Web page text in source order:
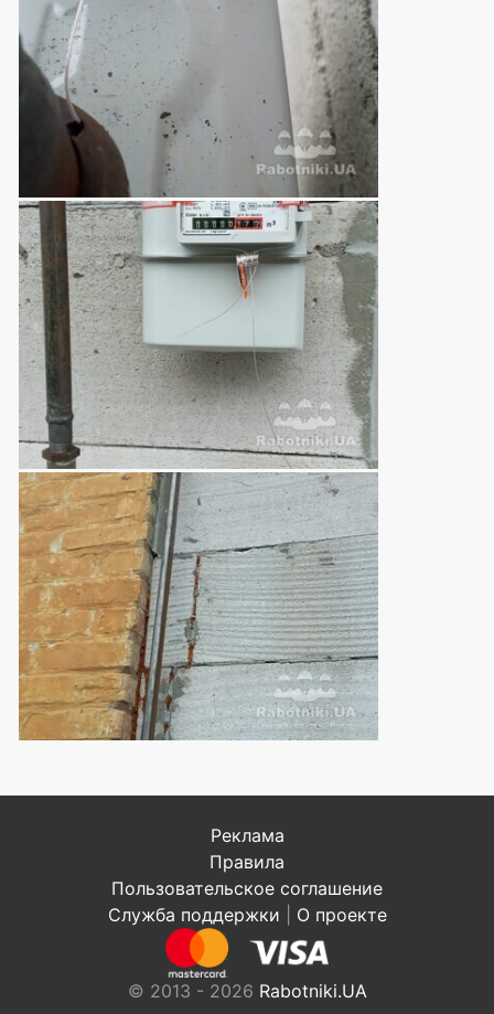
Реклама
Правила
Пользовательское соглашение
Служба поддержки
О проекте
© 2013 - 2026 Rabotniki.UA